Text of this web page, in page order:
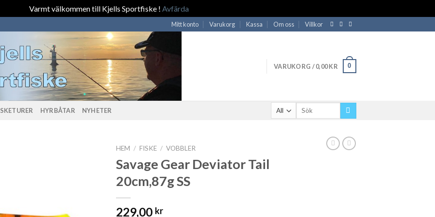
Varmt välkommen till Kjells Sportfiske ! Avfärda
Mitt konto Varukorg Kassa Om oss Villkor
VARUKORG /0,00KR 0
HYRBÅTAR NYHETER
Sök
HEM / FISKE / VOBBLER
Savage Gear Deviator Tail
20cm,87g SS
229,00 kr